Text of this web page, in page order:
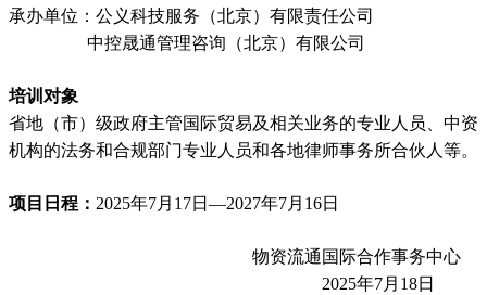
承办单位：公义科技服务（北京）有限责任公司
中控晟通管理咨询（北京）有限公司
培训对象
省地（市）级政府主管国际贸易及相关业务的专业人员、中资
机构的法务和合规部门专业人员和各地律师事务所合伙人等。
项目日程： 2025年7月17日—2027年7月16日
物资流通国际合作事务中心
2025年7月18日